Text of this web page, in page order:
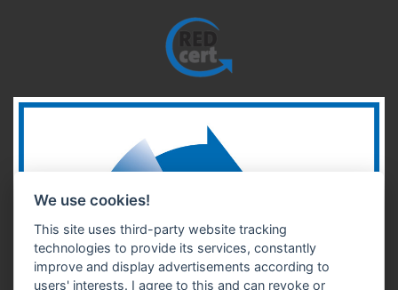
We use cookies!
This site uses third-party website tracking
technologies to provide its services, constantly
improve and display advertisements according to
users' interests. I agree to this and can revoke or